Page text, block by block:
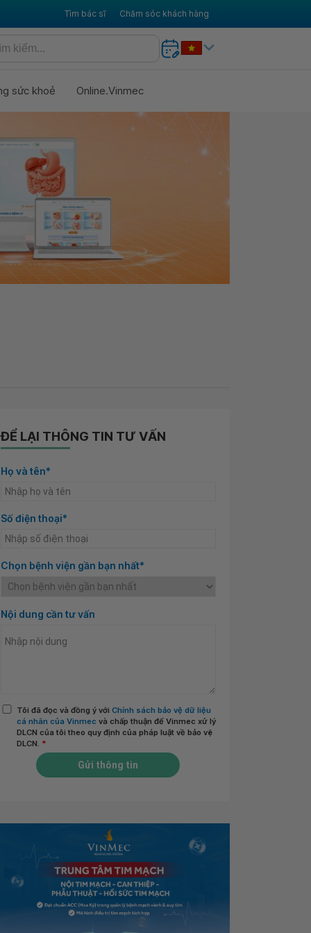
Tìm bác sĩ Chăm sóc khách hàng
sức khoẻ Online.Vinmec
ĐỂ LẠI THÔNG TIN TƯ VẤN
Họ và tên*
Số điện thoại*
Chọn bệnh viện gần bạn nhất*
Nội dung cần tư vấn
Tôi đã đọc và đồng ý với Chính sách bảo vệ dữ liệu
cá nhân của Vinmec và chấp thuận để Vinmec xử lý
DLCN của tôi theo quy định của pháp luật về bảo vệ
DLCN. *
Gửi thông tin